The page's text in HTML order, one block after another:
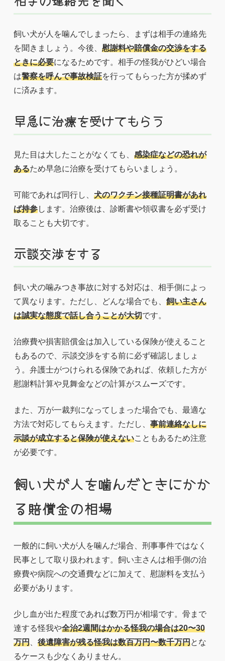
飼い犬が人を噛んでしまったら、まずは相手の連絡先
を聞きましょう。今後、 慰謝料や賠償金の交渉をする
ときに必要になるためです。相手の怪我がひどい場合
は警察を呼んで事故検証を行ってもらった方が揉めず
に済みます。
早急に治療を受けてもらう
見た目は大したことがなくても、 感染症などの恐れが
あるため早急に治療を受けてもらいましょう。
可能であれば同行し、 犬のワクチン接種証明書があれ
ば持参します。治療後は、診断書や領収書を必ず受け
取ることも大切です。
示談交渉をする
飼い犬の噛みつき事故に対する対応は、相手側によっ
て異なります。ただし、どんな場合でも、 飼い主さん
は誠実な態度で話し合うことが大切です。
治療費や損害賠償金は加入している保険が使えること
もあるので、示談交渉をする前に必ず確認しましょ
う。弁護士がつけられる保険であれば、依頼した方が
慰謝料計算や見舞金などの計算がスムーズです。
また、万が一裁判になってしまった場合でも、最適な
方法で対応してもらえます。ただし、 事前連絡なしに
示談が成立すると保険が使えないこともあるため注意
が必要です。
飼い犬が人を噛んだときにかか
る賠償金の相場
一般的に飼い犬が人を噛んだ場合、刑事事件ではなく
民事として取り扱われます。飼い主さんは相手側の治
療費や病院への交通費などに加えて、慰謝料を支払う
必要があります。
少し血が出た程度であれば数万円が相場です。骨まで
達する怪我や全治2週間はかかる怪我の場合は20〜30
万円、 後遺障害が残る怪我は数百万円〜数千万円とな
るケースも少なくありません。